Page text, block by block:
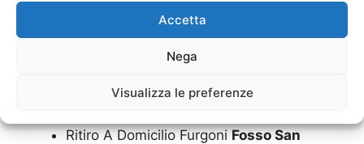
Accetta
Nega
Visualizza le preferenze
Ritiro A Domicilio Auto
Ritiro A Domicilio Camion
Ritiro A Domicilio CamperFosso San
Ritiro A Domicilio FurgoniFosso San